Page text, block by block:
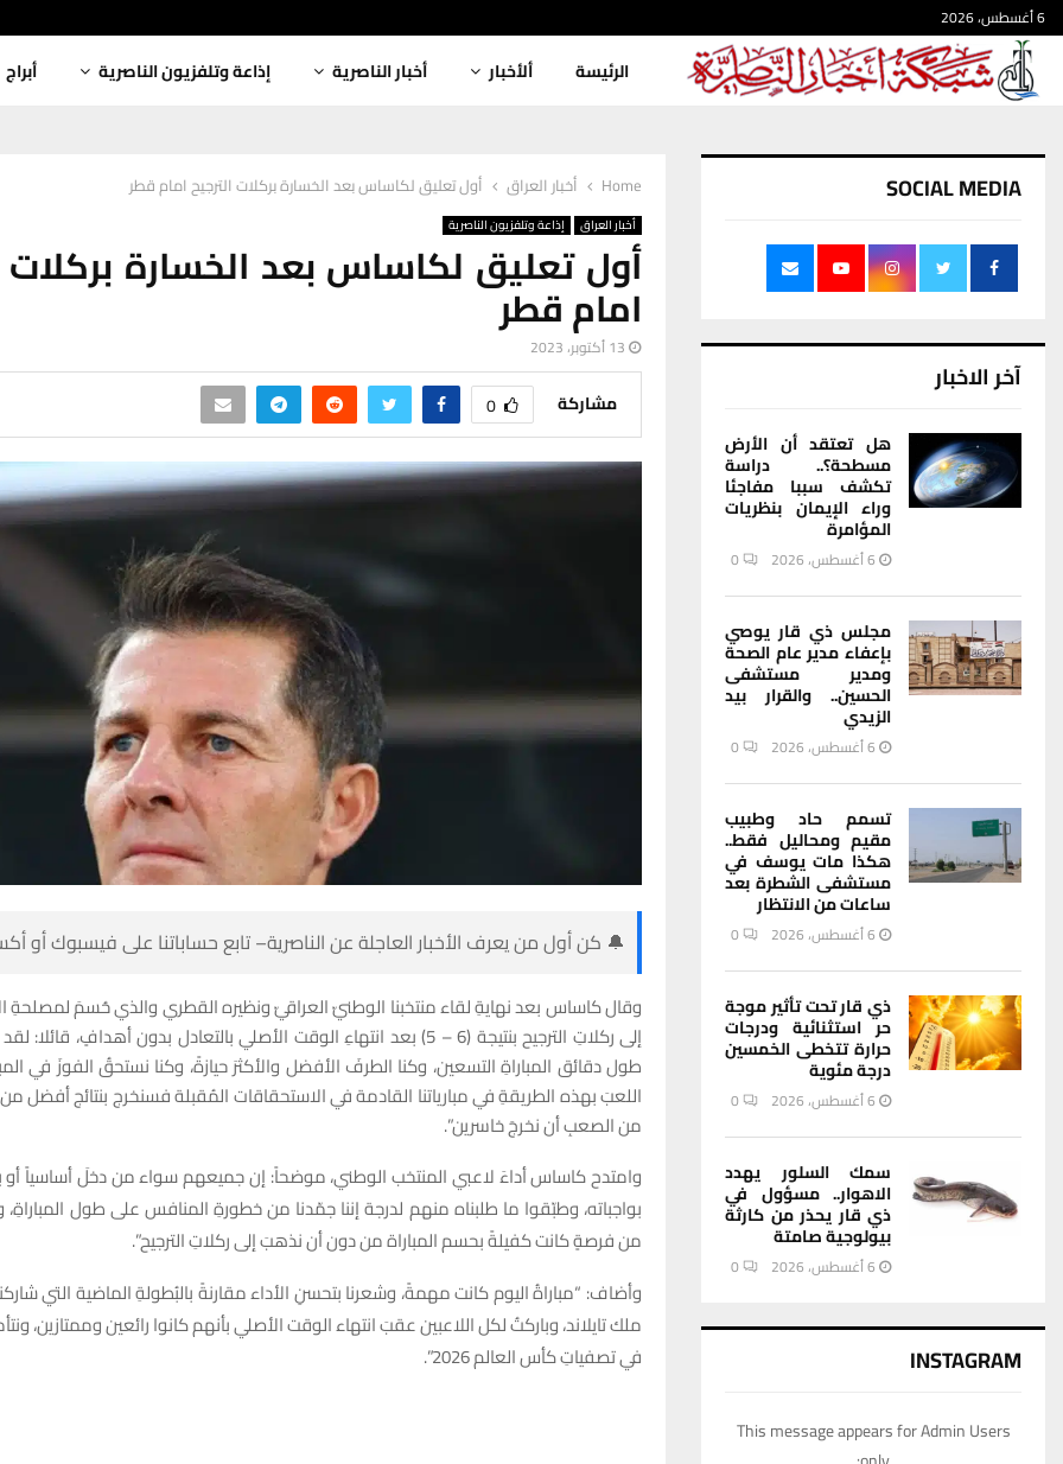
6 أغسطس، 2026
الرئيسة ألأخبار أخبار الناصرية إذاعة وتلفزيون الناصرية أبراج
Home أخبار العراق أول تعليق لكاساس بعد الخسارة بركلات الترجيح امام قطر
أخبار العراق إذاعة وتلفزيون الناصرية
أول تعليق لكاساس بعد الخسارة بركلات
امام قطر
13 أكتوبر، 2023
مشاركة 0
🔔 كن أول من يعرف الأخبار العاجلة عن الناصرية– تابع حساباتنا على فيسبوك أو
وقال كاساس بعد نهايةِ لقاء منتخبنا الوطنيّ العراقيّ ونظيره القطري والذي حُسمَ لمصلحةِ
إلى ركلاتِ الترجيح بنتيجة (6 – 5) بعد انتهاءِ الوقت الأصلي بالتعادل بدون أهدافٍ،
طول دقائق المباراةِ التسعين، وكنا الطرفَ الأفضل والأكثرَ حيازةً، وكنا نستحقُ الفوزَ في
اللعبَ بهذه الطريقةِ في مبارياتنا القادمة في الاستحقاقات المُقبلة فسنخرج بنتائج أفضل
من الصعبِ أن نخرجَ خاسرين”.
وامتدح كاساس أداءَ لاعبي المنتخب الوطني، موضحاً: إن جميعهم سواء من دخلَ أساسياً أو
بواجباته، وطبّقوا ما طلبناه منهم لدرجة إننا جمّدنا من خطورةِ المنافس على طول المباراةِ،
من فرصةٍ كانت كفيلةً بحسم المباراة من دون أن نذهبَ إلى ركلاتِ الترجيح”.
وأضاف: “مباراةُ اليوم كانت مهمةً، وشعرنا بتحسنِ الأداء مقارنةً بالبُطولةِ الماضية التي
ملك تايلاند، وباركتُ لكل اللاعبين عقبَ انتهاء الوقت الأصلي بأنهم كانوا رائعين وممتازين،
في تصفياتِ كأس العالم 2026”.
SOCIAL MEDIA
آخر الاخبار
هل تعتقد أن الأرض
مسطحة؟.. دراسة
تكشف سببا مفاجئا
وراء الإيمان بنظريات
المؤامرة
6 أغسطس، 2026 0
مجلس ذي قار يوصي
بإعفاء مدير عام الصحة
ومدير مستشفى
الحسين.. والقرار بيد
الزيدي
6 أغسطس، 2026 0
تسمم حاد وطبيب
مقيم ومحاليل فقط..
هكذا مات يوسف في
مستشفى الشطرة بعد
ساعات من الانتظار
6 أغسطس، 2026 0
ذي قار تحت تأثير موجة
حر استثنائية ودرجات
حرارة تتخطى الخمسين
درجة مئوية
6 أغسطس، 2026 0
سمك السلور يهدد
الاهوار.. مسؤول في
ذي قار يحذر من كارثة
بيولوجية صامتة
6 أغسطس، 2026 0
INSTAGRAM
This message appears for Admin Users